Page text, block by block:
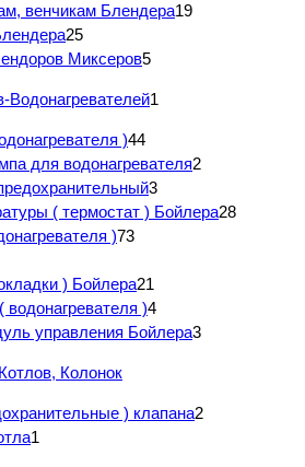
венчикам Блендера19
25
Миксеров5
Водонагревателей1
)44
для водонагревателя2
3
( термостат ) Бойлера28
)73
) Бойлера21
)4
управления Бойлера3
Колонок
) клапана2
1